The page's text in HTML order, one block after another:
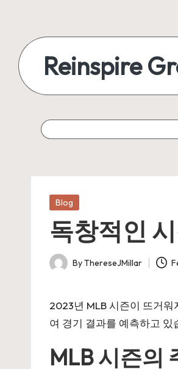
Reinspire
Posted
Blog
독창적인
Posted
ByThereseJMillar
2023년 MLB 시즌이 뜨거
여 경기 결과를 예측하고
MLB 시즌의